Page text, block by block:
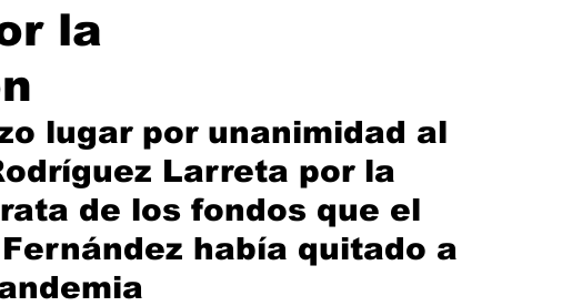
la
lugar por unanimidad al
Larreta por la
de los fondos que el
había quitado a